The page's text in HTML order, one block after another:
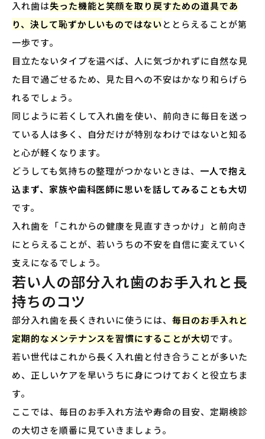
入れ歯は失った機能と笑顔を取り戻すための道具であ
り、決して恥ずかしいものではないととらえることが第
一歩です。
目立たないタイプを選べば、人に気づかれずに自然な見
た目で過ごせるため、見た目への不安はかなり和らげら
れるでしょう。
同じように若くして入れ歯を使い、前向きに毎日を送っ
ている人は多く、自分だけが特別なわけではないと知る
と心が軽くなります。
どうしても気持ちの整理がつかないときは、 一人で抱え
込まず、家族や歯科医師に思いを話してみることも大切
です。
入れ歯を「これからの健康を見直すきっかけ」と前向き
にとらえることが、若いうちの不安を自信に変えていく
支えになるでしょう。
若い人の部分入れ歯のお手入れと長
持ちのコツ
部分入れ歯を長くきれいに使うには、 毎日のお手入れと
定期的なメンテナンスを習慣にすることが大切です。
若い世代はこれから長く入れ歯と付き合うことが多いた
め、正しいケアを早いうちに身につけておくと役立ちま
す。
ここでは、毎日のお手入れ方法や寿命の目安、定期検診
の大切さを順番に見ていきましょう。